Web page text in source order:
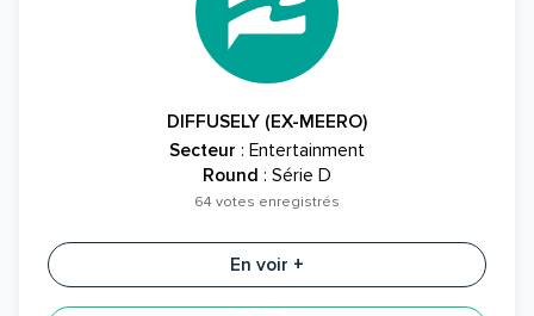
DIFFUSELY (EX-MEERO)
Secteur : Entertainment
Round : Série D
64 votes enregistrés
En voir +